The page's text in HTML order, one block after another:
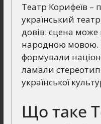
Театр Корифеїв
український
довів: сцена
народною мовою.
формували
ламали
української
Що таке